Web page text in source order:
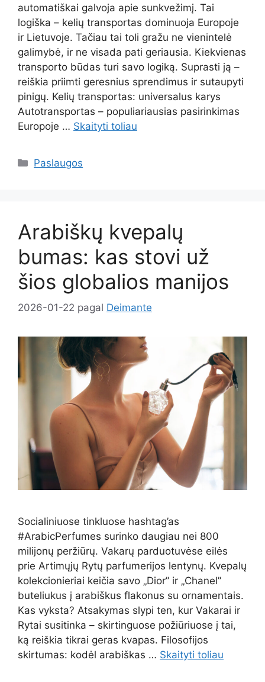
automatiškai galvoja apie sunkvežimį. Tai
logiška – kelių transportas dominuoja Europoje
ir Lietuvoje. Tačiau tai toli gražu ne vienintelė
galimybė, ir ne visada pati geriausia. Kiekvienas
transporto būdas turi savo logiką. Suprasti ją –
reiškia priimti geresnius sprendimus ir sutaupyti
pinigų. Kelių transportas: universalus karys
Autotransportas – populiariausias pasirinkimas
Europoje … Skaityti toliau
Kategorijos
Paslaugos
Arabiškų kvepalų
bumas: kas stovi už
šios globalios manijos
2026-01-22 pagal Deimante
Socialiniuose tinkluose hashtag’as
#ArabicPerfumes surinko daugiau nei 800
milijonų peržiūrų. Vakarų parduotuvėse eilės
prie Artimųjų Rytų parfumerijos lentynų. Kvepalų
kolekcionieriai keičia savo „Dior” ir „Chanel”
buteliukus į arabiškus flakonus su ornamentais.
Kas vyksta? Atsakymas slypi ten, kur Vakarai ir
Rytai susitinka – skirtinguose požiūriuose į tai,
ką reiškia tikrai geras kvapas. Filosofijos
skirtumas: kodėl arabiškas … Skaityti toliau